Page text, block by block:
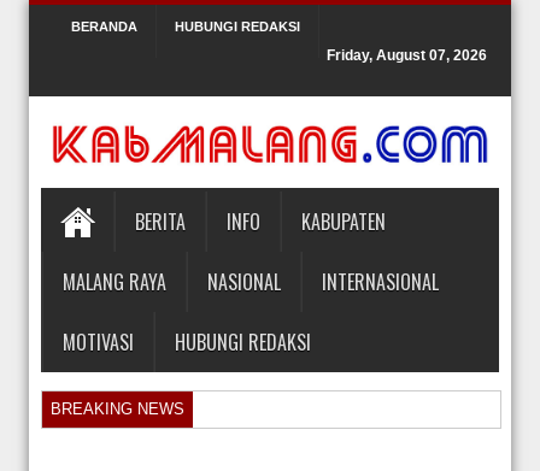
BERANDA HUBUNGI REDAKSI
Friday, August 07, 2026
BERITA INFO KABUPATEN
MALANG RAYA NASIONAL INTERNASIONAL
MOTIVASI HUBUNGI REDAKSI
BREAKING NEWS